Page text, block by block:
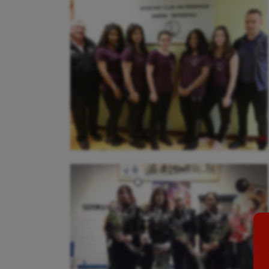
Aéronautique
Athlétisme
Balle à la main
Ballon au poing
Danse
Flag